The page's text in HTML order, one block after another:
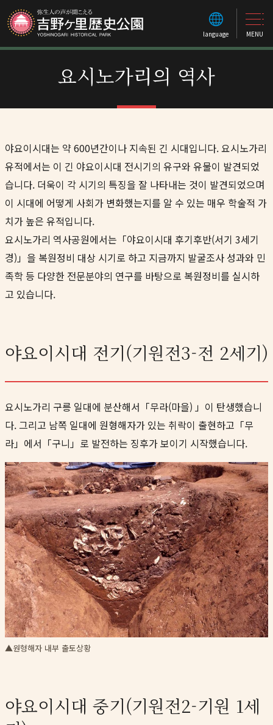
language MENU
요시노가리의 역사
야요이시대는 약 600년간이나 지속된 긴 시대입니다. 요시노가리
유적에서는 이 긴 야요이시대 전시기의 유구와 유물이 발견되었
습니다. 더욱이 각 시기의 특징을 잘 나타내는 것이 발견되었으며
이 시대에 어떻게 사회가 변화했는지를 알 수 있는 매우 학술적 가
치가 높은 유적입니다.
요시노가리 역사공원에서는「야요이시대 후기후반(서기 3세기
경)」을 복원정비 대상 시기로 하고 지금까지 발굴조사 성과와 민
족학 등 다양한 전문분야의 연구를 바탕으로 복원정비를 실시하
고 있습니다.
야요이시대 전기(기원전3-전 2세기)
요시노가리 구릉 일대에 분산해서「무라(마을) 」이 탄생했습니
다. 그리고 남쪽 일대에 원형해자가 있는 취락이 출현하고「무
라」에서「구니」로 발전하는 징후가 보이기 시작했습니다.
▲원형해자 내부 출토상황
야요이시대 중기(기원전2-기원 1세